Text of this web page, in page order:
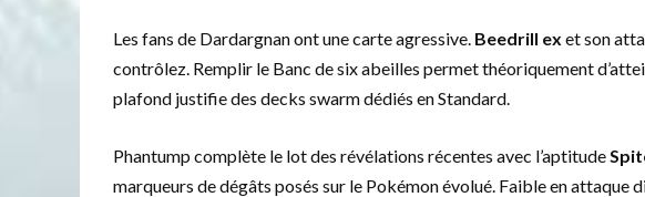
Les fans de Dardargnan ont une carte agressive. Beedrill ex et son
contrôlez. Remplir le Banc de six abeilles permet théoriquement
plafond justifie des decks swarm dédiés en Standard.
Phantump complète le lot des révélations récentes avec l’aptitude
marqueurs de dégâts posés sur le Pokémon évolué. Faible en